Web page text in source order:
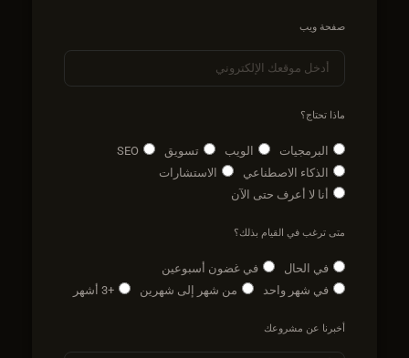
صفحة ويب
ماذا تحتاج؟
البرمجيات الويب تسويق
SEO
الذكاء الاصطناعي
الاستشارات
أنا لا أعرف حتى الآن
متى ترغب في القيام بذلك؟
في الحال
في غضون أسبوعين
في شهر واحد
من شهر إلى شهرين +3 أشهر
أخبرنا عن مشروعك